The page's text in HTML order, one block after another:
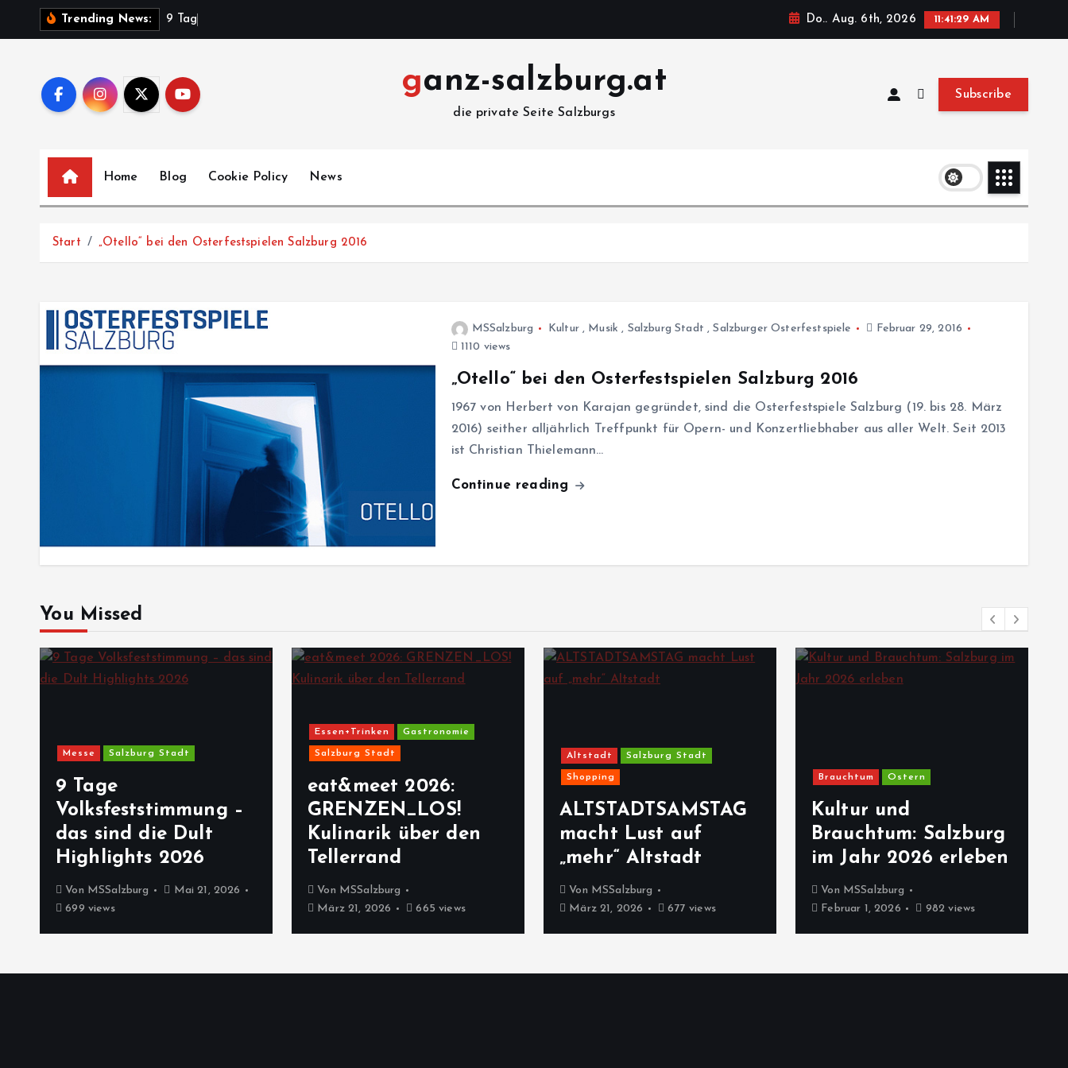
Trending News: 9 ag Do.. Aug. 6th, 2026 11:41:30 AM
ganz-salzburg.at
die private Seite Salzburgs
Subscribe
Home Blog Cookie Policy News
Start „Otello“ bei den Osterfestspielen Salzburg 2016
MSSalzburg Kultur, Musik , Salzburg Stadt ,Salzburger Osterfestspiele
Februar 29, 2016
1110 views
„Otello“ bei den Osterfestspielen Salzburg 2016
1967 von Herbert von Karajan gegründet, sind die Osterfestspiele Salzburg (19. bis 28. März
2016) seither alljährlich Treffpunkt für Opern- und Konzertliebhaber aus aller Welt. Seit 2013
ist Christian Thielemann…
Continue reading
You Missed
Messe Salzburg Stadt
9 Tage
Volksfeststimmung –
das sind die Dult
Highlights 2026
Von MSSalzburg
Mai 21, 2026
699 views
Essen+Trinken Gastronomie
Salzburg Stadt
eat&meet 2026:
GRENZEN_LOS!
Kulinarik über den
Tellerrand
Von MSSalzburg
März 21, 2026
665 views
Altstadt Salzburg Stadt
Shopping
ALTSTADTSAMSTAG
macht Lust auf
„mehr“ Altstadt
Von MSSalzburg
März 21, 2026
677 views
Brauchtum Ostern
Kultur und
Brauchtum: Salzburg
im Jahr 2026 erleben
Von MSSalzburg
Februar 1, 2026
982 views